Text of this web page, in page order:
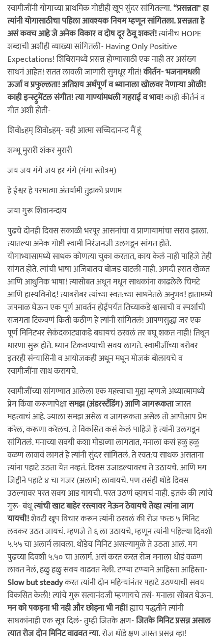
स्वामीजींनी योगाच्या प्राथमिक गोष्टीही खूप सुंदर सांगितल्या.“प्रसन्नता" हा
त्यांनी योगासाठीचा पहिला आवश्यक नियम म्हणून सांगितला. प्रसन्नता हे
असं कवच आहे जे अनेक विकार व दोष दूर ठेवू शकतं!त्यांनीच HOPE
शब्दाची अशीही व्याख्या सांगितली- Having Only Positive
Expectations! शिबिरामध्ये प्रसन्न होण्यासाठी एक नाही‌ तर असंख्य
साधनं आहेत! सतत लावली जाणारी सुमधूर गीतं!कीर्तन- भजनामधली
ऊर्जा व प्रफुल्लता! अतिशय अर्थपूर्ण व ध्यानाला खोलवर नेणार्‍या ओळी!
काही इन्स्ट्रुमेंटल संगीत! त्या गाण्यांमधली गहराई व भाव!काही कीर्तनं व
गीत अशी होती-
शिवोsहम् शिवोsहम्- वही आत्मा सच्चिदानन्द मैं हूं
शम्भू मुरारी शंकर मुरारी
जय जय गंगे जय हर गंगे (गंगा स्तोत्रम्)
हे ईश्वर हे परमात्मा अंतर्यामी तुझको प्रणाम
जया गुरू शिवानन्दाय
पुढचे दोनही दिवस सकाळी भरपूर आसनांचा व प्राणायामांचा सराव झाला.
त्यातल्या अनेक गोष्टी स्वामी निरंजनजी उलगडून सांगत होते.
योगाभ्यासामध्ये साधक कोणत्या चुका करतात, काय केलं नाही पाहिजे तेही
सांगत होते. त्यांची भाषा अजिबातच बोजड वाटली नाही. अगदी हसत खेळत
आणि आधुनिक भाषा! त्यासोबत अधून मधून साधकांना काढलेले चिमटे
आणि हास्यविनोद! त्याबरोबर त्यांच्या स्वत:च्या साधनेतले अनुभव! हातामध्ये
जपमाळ घेऊन एक पूर्ण आवर्तन होईपर्यंत तिच्याकडे श्वासाची व स्पर्शाची
सजगता टिकवणं किती कठीण हे त्यांनी सांगितलं! आपणसुद्धा जर एक
पूर्ण मिनिटभर सेकंदकाट्याकडे बघायचं ठरवलं तर बघू शकत नाही! तिथून
धारणा सुरू होते. ध्यान टिकवण्याची सवय लागते. स्वामीजींच्या बरोबर
इतरही संन्यासिनी व आयोजकही अधून मधून मोजकं बोलायचे व
स्वामीजींना साथ करायचे.
स्वामीजींच्या सांगण्यात आलेला एक महत्त्वाचा मुद्दा म्हणजे अध्यात्मामध्ये
प्रेम किंवा करूणापेक्षासमझ (अंडरस्टँडिंग) आणि जागरूकताजास्त
महत्त्वाचं आहे. ज्याला समझ असेल व जागरूकता असेल तो आपोआप प्रेम
करेल, करूणा करेलच. ते विकसित कसं केलं पाहिजे हे त्यांनी उलगडून
सांगितलं. मनाच्या सवयी कशा मोडाव्या लागतात, मनाला कसं हळु हळु
वळण लावावं लागतं हे त्यांनी सुंदर सांगितलं. ते स्वत:च साधक असताना
त्यांना पहाटे उठता येत नव्हतं. दिवस उजाडल्यावरच ते उठायचे. आणि मग
जिद्दीने पहाटे ४ चा गजर (अलार्म) लावायचे. पण तसंही थोडे दिवस
उठल्यावर परत सवय आड यायची. परत उठणं व्हायचं नाही. इतकं की त्यांचे
गुरू- बंधूत्यांची खाट बाहेर रस्त्यावर नेऊन ठेवायचे तेव्हा त्यांना जाग
यायची!शेवटी खूप विचार करून त्यांनी ठरवलं की रोज फक्त ५ मिनिट
लवकर उठत जायचं. म्हणजे ते ६ ला उठायचे, म्हणून त्यांनी पहिल्या दिवशी
५.५५ चा अलार्म लावला. थोडेच मिनिट असल्यामुळे ते उठता आलं. मग
पुढच्या दिवशी ५.५० चा अलार्म. असं करत करत रोज मनाला थोडं वळण
लावत नेलं, हळु हळु सवय वाढवत नेली. टप्प्या टप्प्याने आहिस्ता आहिस्ता-
Slow but steadyकरत त्यांनी दोन महिन्यांनंतर पहाटे उठण्याची सवय
विकसित केली! त्यांचे गुरू सत्यानंदजी म्हणायचे तसं- मनाला सोबत घेऊन.
मन को पकड़ना भी नही और छोड़ना भी नही!ह्याच पद्धतीने त्यांनी
साधकांनाही एक सूत्र दिलं- तुम्ही जितके क्षण-जितके मिनिट प्रसन्न असाल
त्यात रोज दोन मिनिट वाढवत न्या.रोज थोडे क्षण जास्त प्रसन्न व्हा!